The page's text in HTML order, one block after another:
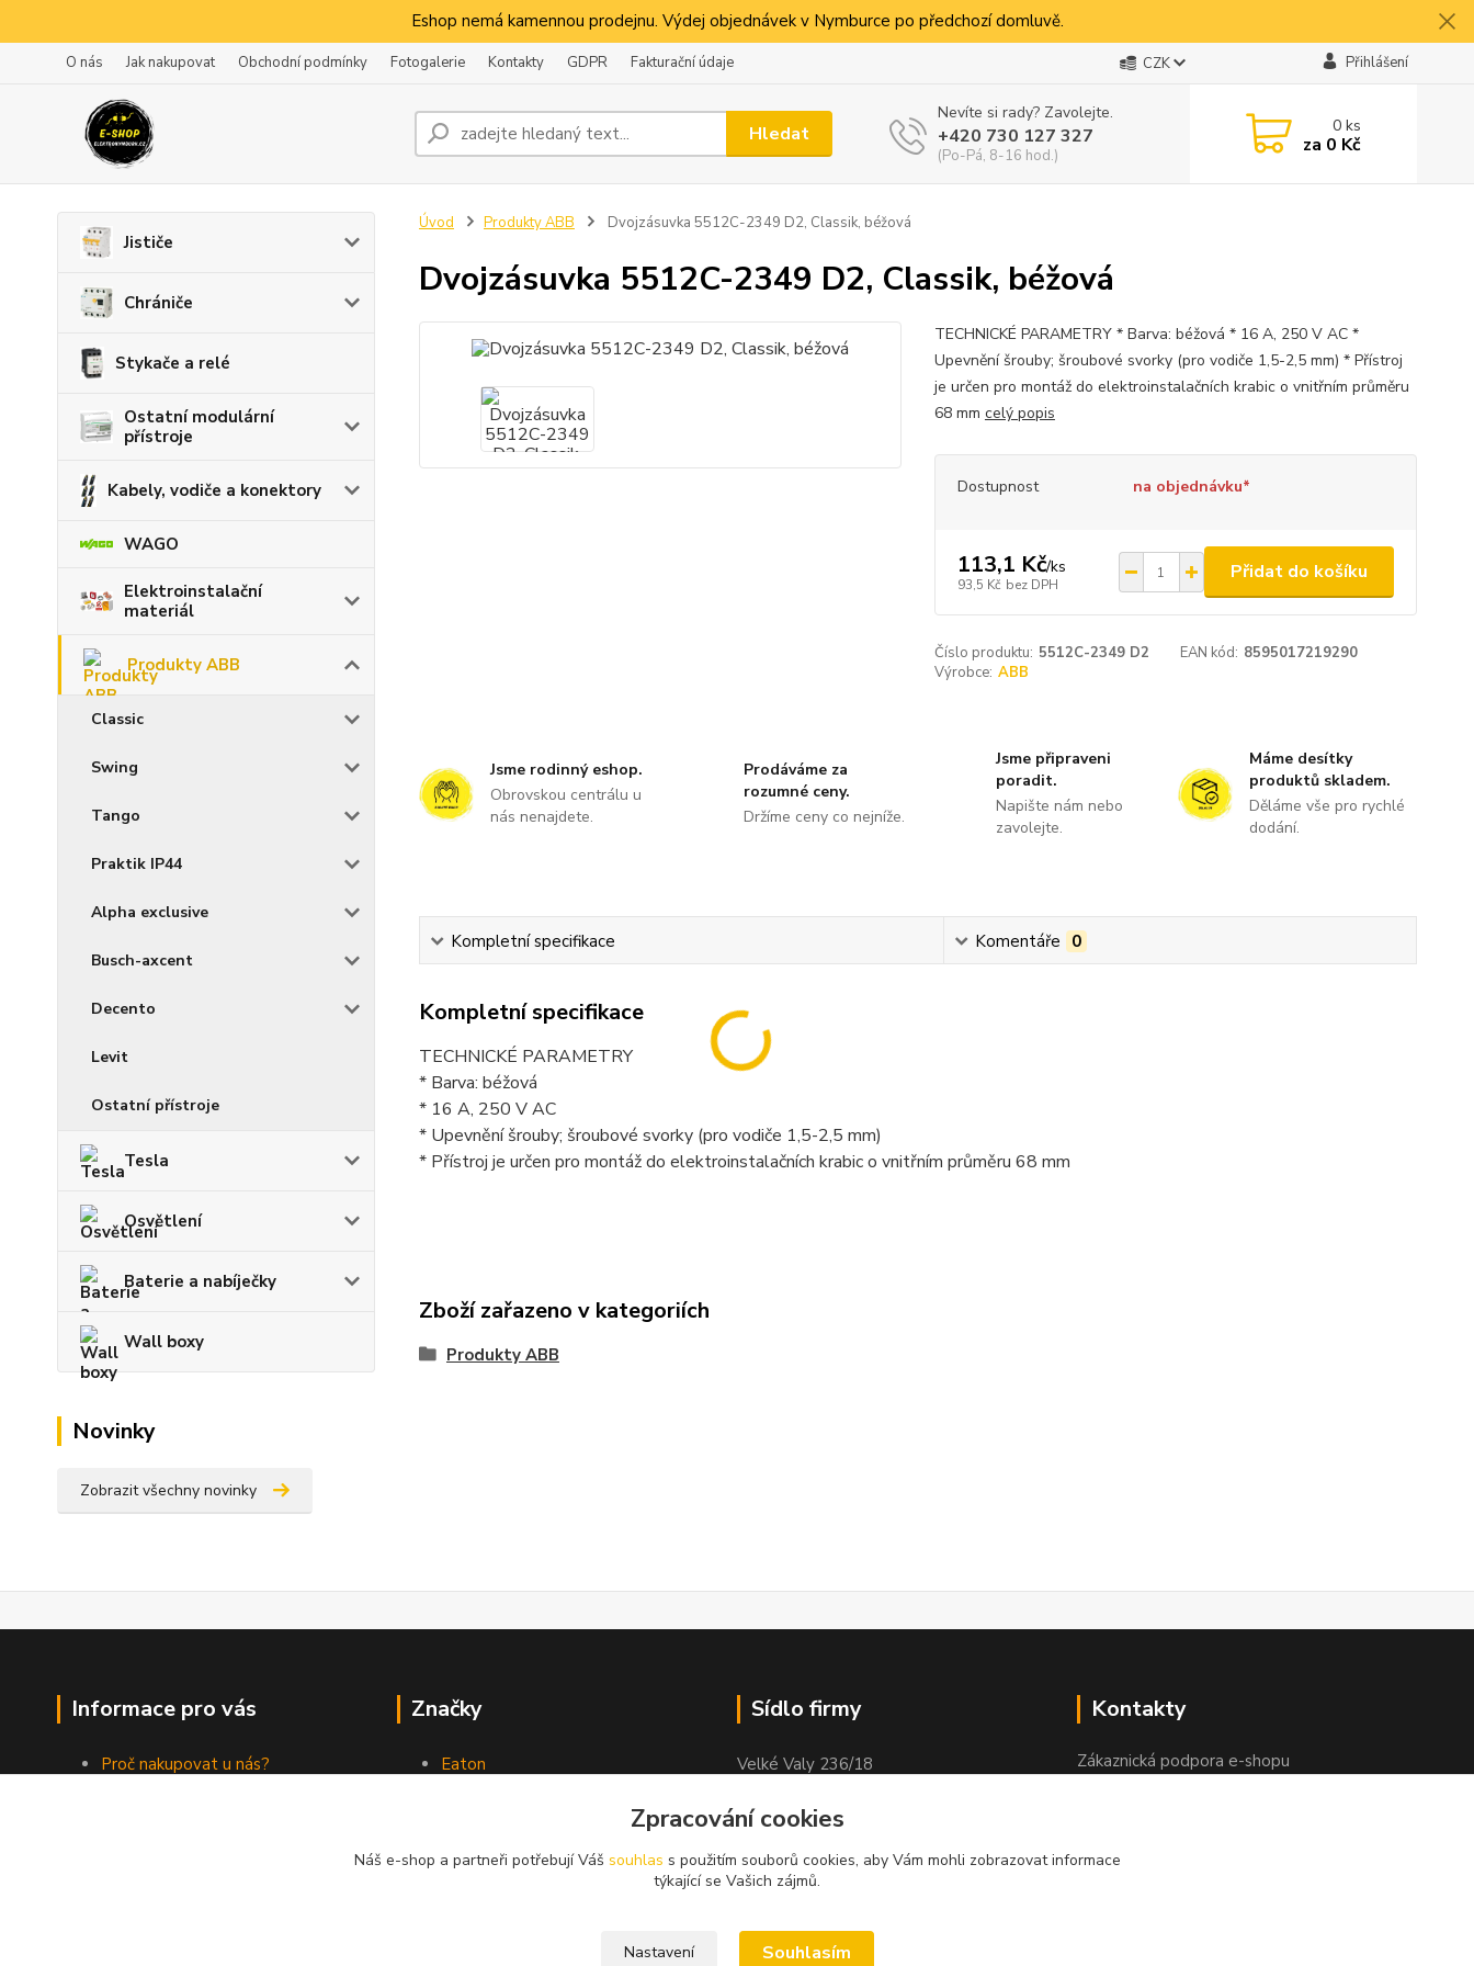
Eshop nemá kamennou prodejnu. Výdej objednávek v Nymburce po předchozí domluvě.
O nás Jak nakupovat Obchodní podmínky Fotogalerie Kontakty GDPR Fakturační údaje CZK Přihlášení
Hledat
Nevíte si rady? Zavolejte.
+420 730 127 327
(Po-Pá, 8-16 hod.)
0ks
za 0 Kč
Jističe
Chrániče
Stykače a relé
Ostatní modulární
přístroje
Kabely, vodiče a konektory
WAGO
Elektroinstalační
materiál
Produkty ABB
Classic
Swing
Tango
Praktik IP44
Alpha exclusive
Busch-axcent
Decento
Levit
Ostatní přístroje
Tesla
Osvětlení
Baterie a nabíječky
Wall boxy
Novinky
Zobrazit všechny novinky
Úvod Produkty ABB Dvojzásuvka 5512C-2349 D2, Classik, béžová
Dvojzásuvka 5512C-2349 D2, Classik, béžová
TECHNICKÉ PARAMETRY * Barva: béžová * 16 A, 250 V AC *
Upevnění šrouby; šroubové svorky (pro vodiče 1,5-2,5 mm) * Přístroj
je určen pro montáž do elektroinstalačních krabic o vnitřním průměru
68 mm celý popis
Dostupnost na objednávku*
113,1 Kč/ks
93,5 Kč bez DPH
Přidat do košíku
Číslo produktu: 5512C-2349 D2 EAN kód: 8595017219290
Výrobce: ABB
Jsme rodinný eshop.
Obrovskou centrálu u
nás nenajdete.
Prodáváme za
rozumné ceny.
Držíme ceny co nejníže.
Jsme připraveni
poradit.
Napište nám nebo
zavolejte.
Máme desítky
produktů skladem.
Děláme vše pro rychlé
dodání.
Kompletní specifikace Komentáře 0
Kompletní specifikace
TECHNICKÉ PARAMETRY
* Barva: béžová
* 16 A, 250 V AC
* Upevnění šrouby; šroubové svorky (pro vodiče 1,5-2,5 mm)
* Přístroj je určen pro montáž do elektroinstalačních krabic o vnitřním průměru 68 mm
Zboží zařazeno v kategoriích
Produkty ABB
Informace pro vás
Proč nakupovat u nás?
Značky
Eaton
Sídlo firmy
Velké Valy 236/18
Nymburk
288 02
Kontakty
Zákaznická podpora e-shopu
info@elektronymburk.cz
Zpracování cookies
Náš e-shop a partneři potřebují Váš souhlas s použitím souborů cookies, aby Vám mohli zobrazovat informace
týkající se Vašich zájmů.
Nastavení Souhlasím